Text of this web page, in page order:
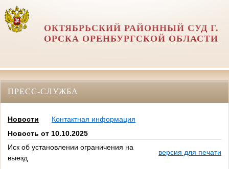
ОКТЯБРЬСКИЙ РАЙОННЫЙ СУД Г.
ОРСКА ОРЕНБУРГСКОЙ ОБЛАСТИ
ПРЕСС-СЛУЖБА
Новости
Контактная информация
Новость от 10.10.2025
Иск об установлении ограничения на
выезд
версия для печати